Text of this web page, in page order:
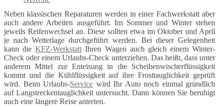
Neben klassischen Reparaturen werden in einer Fachwerkstatt aber
auch andere Arbeiten ausgeführt. Im Sommer und Winter stehen
jeweils Reifenwechsel an. Diese sollten etwa im Oktober und April
je nach Wetterlage durchgeführt werden. Bei dieser Gelegenheit
kann dieKFZ-Werkstatt Ihren Wagen auch gleich einem Winter-
Check oder einem Urlaubs-Check unterziehen. Das heißt, dass unter
anderem Mittel zur Enteisung in die Scheibenwischerflüssigkeit
kommt und die Kühlflüssigkeit auf ihre Frosttauglichkeit geprüft
wird. Beim Urlaubs-Service wird Ihr Auto noch einmal gründlich
auf Langstreckentauglichkeit untersucht. Dann können Sie beruhigt
auch eine längere Reise antreten.